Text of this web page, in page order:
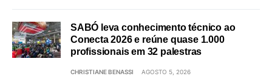
SABÓ leva conhecimento técnico ao
Conecta 2026 e reúne quase 1.000
profissionais em 32 palestras
CHRISTIANE BENASSI AGOSTO 5, 2026